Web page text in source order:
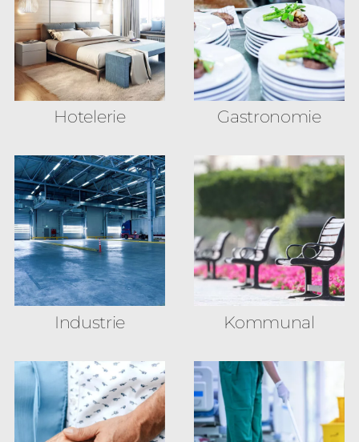
Hotelerie Gastronomie
Industrie Kommunal